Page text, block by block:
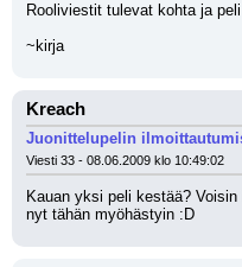
Rooliviestit tulevat kohta ja
~kirja
Kreach
Juonittelupelin
Viesti 33 - 08.06.2009 klo 10:49:02
Kauan yksi peli kestää?
nyt tähän myöhästyin :D